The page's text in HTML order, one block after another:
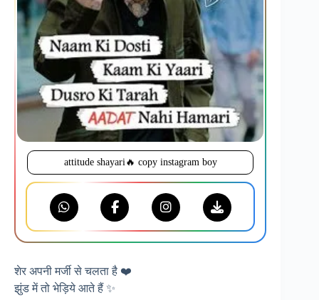
attitude shayari🔥 copy instagram boy
शेर अपनी मर्जी से चलता है ❤️
झुंड में तो भेड़िये आते हैं ✨